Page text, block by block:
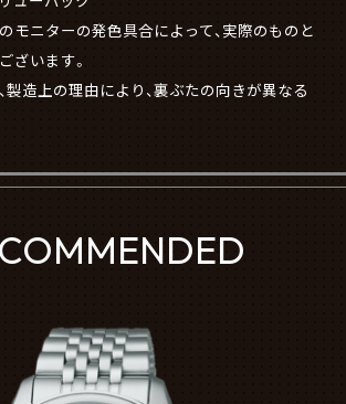
モニターの発色具合によって、実際のものと
ざいます。
造上の理由により、裏ぶたの向きが異なる